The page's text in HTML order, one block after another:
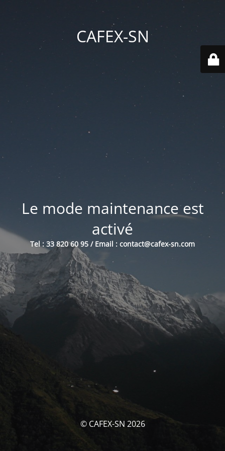
CAFEX-SN
Le mode maintenance est
activé
Tel : 33 820 60 95 / Email : contact@cafex-sn.com
© CAFEX-SN 2026